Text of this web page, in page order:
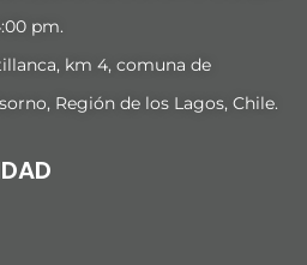
pm.
km 4, comuna de
Región de los Lagos, Chile.